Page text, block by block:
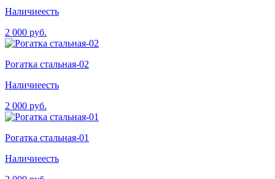
Наличиеесть
2 000 руб.
Рогатка стальная-02
Наличиеесть
2 000 руб.
Рогатка стальная-01
Наличиеесть